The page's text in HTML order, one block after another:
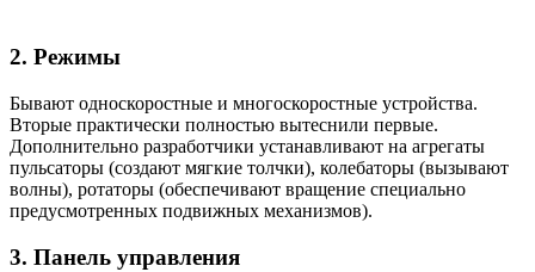
2. Режимы
Бывают односкоростные и многоскоростные устройства.
Вторые практически полностью вытеснили первые.
Дополнительно разработчики устанавливают на агрегаты
пульсаторы (создают мягкие толчки), колебаторы (вызывают
волны), ротаторы (обеспечивают вращение специально
предусмотренных подвижных механизмов).
3. Панель управления